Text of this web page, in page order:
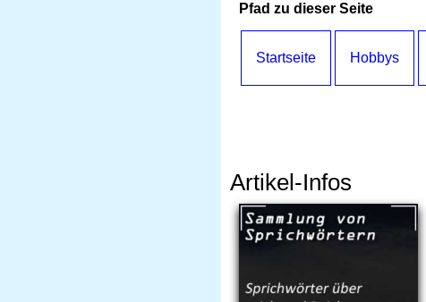
Pfad zu dieser Seite
Startseite Hobbys
Artikel-Infos